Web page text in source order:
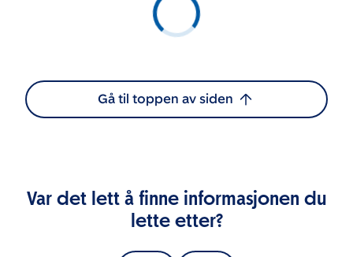
Gå til toppen av siden
Var det lett å finne informasjonen du
lette etter?